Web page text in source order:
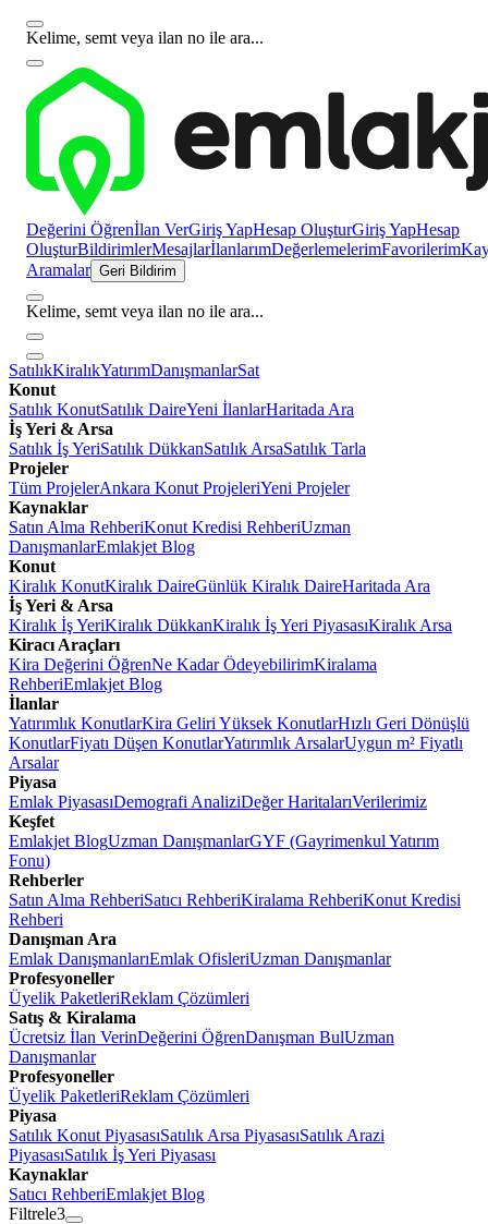
Kelime, semt veya ilan no ile ara...
Değerini Öğrenİlan VerGiriş YapHesap OluşturGiriş YapHesap
OluşturBildirimlerMesajlarİlanlarımDeğerlemelerimFavorilerim
Aramalar Geri Bildirim
Kelime, semt veya ilan no ile ara...
SatılıkKiralıkYatırımDanışmanlarSat
Konut
Satılık KonutSatılık DaireYeni İlanlarHaritada Ara
İş Yeri & Arsa
Satılık İş YeriSatılık DükkanSatılık ArsaSatılık Tarla
Projeler
Tüm ProjelerAnkara Konut ProjeleriYeni Projeler
Kaynaklar
Satın Alma RehberiKonut Kredisi RehberiUzman
DanışmanlarEmlakjet Blog
Konut
Kiralık KonutKiralık DaireGünlük Kiralık DaireHaritada Ara
İş Yeri & Arsa
Kiralık İş YeriKiralık DükkanKiralık İş Yeri PiyasasıKiralık Arsa
Kiracı Araçları
Kira Değerini ÖğrenNe Kadar ÖdeyebilirimKiralama
RehberiEmlakjet Blog
İlanlar
Yatırımlık KonutlarKira Geliri Yüksek KonutlarHızlı Geri Dönüşlü
KonutlarFiyatı Düşen KonutlarYatırımlık ArsalarUygun m² Fiyatlı
Arsalar
Piyasa
Emlak PiyasasıDemografi AnaliziDeğer HaritalarıVerilerimiz
Keşfet
Emlakjet BlogUzman DanışmanlarGYF (Gayrimenkul Yatırım
Fonu)
Rehberler
Satın Alma RehberiSatıcı RehberiKiralama RehberiKonut Kredisi
Rehberi
Danışman Ara
Emlak DanışmanlarıEmlak OfisleriUzman Danışmanlar
Profesyoneller
Üyelik PaketleriReklam Çözümleri
Satış & Kiralama
Ücretsiz İlan VerinDeğerini ÖğrenDanışman BulUzman
Danışmanlar
Profesyoneller
Üyelik PaketleriReklam Çözümleri
Piyasa
Satılık Konut PiyasasıSatılık Arsa PiyasasıSatılık Arazi
PiyasasıSatılık İş Yeri Piyasası
Kaynaklar
Satıcı RehberiEmlakjet Blog
Filtrele3